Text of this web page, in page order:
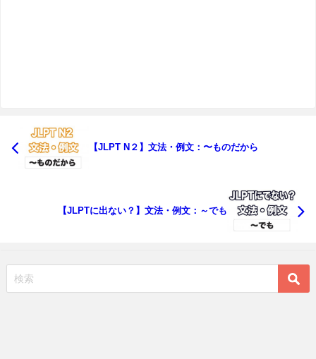
【JLPT N２】文法・例文：〜ものだから
【JLPTに出ない？】文法・例文：～でも